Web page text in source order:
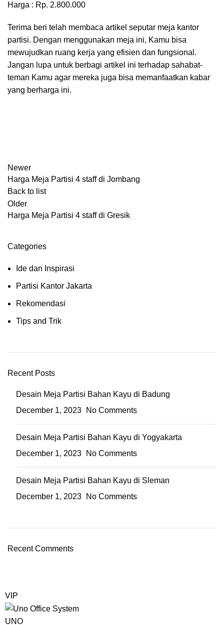
Harga : Rp. 2.800.000
Terima beri telah membaca artikel seputar meja kantor
partisi. Dengan menggunakan meja ini, Kamu bisa
mewujudkan ruang kerja yang efisien dan fungsional.
Jangan lupa untuk berbagi artikel ini terhadap sahabat-
teman Kamu agar mereka juga bisa memanfaatkan kabar
yang berharga ini.
Newer
Harga Meja Partisi 4 staff di Jombang
Back to list
Older
Harga Meja Partisi 4 staff di Gresik
Categories
Ide dan Inspirasi
Partisi Kantor Jakarta
Rekomendasi
Tips and Trik
Recent Posts
Desain Meja Partisi Bahan Kayu di Badung
December 1, 2023
No Comments
Desain Meja Partisi Bahan Kayu di Yogyakarta
December 1, 2023
No Comments
Desain Meja Partisi Bahan Kayu di Sleman
December 1, 2023
No Comments
Recent Comments
VIP
UNO